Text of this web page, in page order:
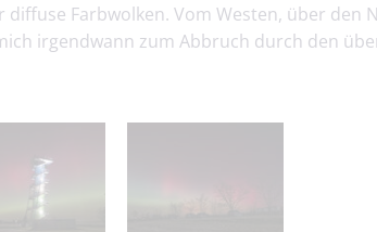
Farbwolken. Vom Westen, über
irgendwann zum Abbruch durch den